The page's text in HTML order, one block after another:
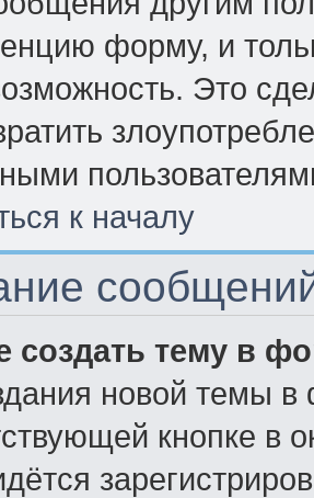
форму, и
Это
к началу
создать тему в
новой темы
кнопке